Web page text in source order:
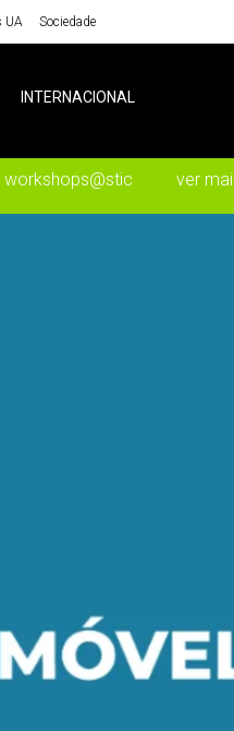
UA Sociedade
INTERNACIONAL
workshops@stic ver